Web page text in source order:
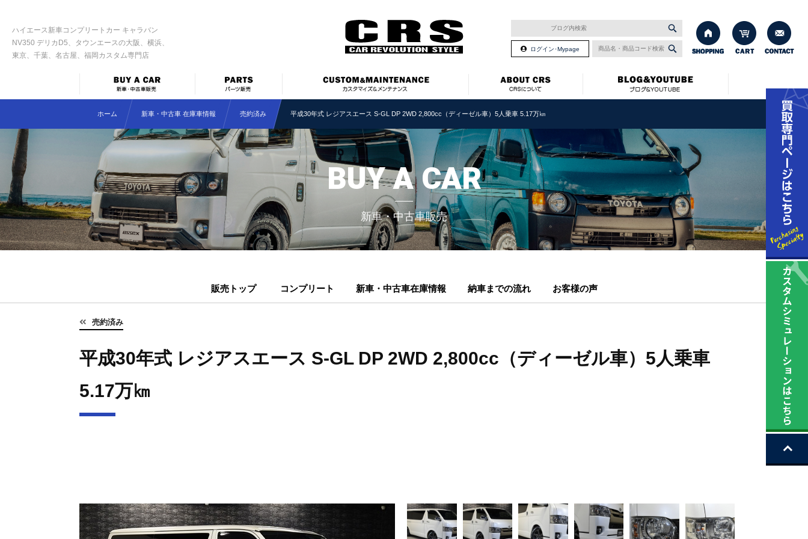
ハイエース新車コンプリートカー キャラバン
NV350 デリカD5、タウンエースの大阪、横浜、
東京、千葉、名古屋、福岡カスタム専門店
ログイン･Mypage
ホーム 新車・中古車 在庫車情報 売約済み 平成30年式 レジアスエース S-GL DP 2WD 2,800cc（ディーゼル車）5人乗車 5.17万㎞
BUY A CAR
新車・中古車販売
販売トップ コンプリート 新車・中古車在庫情報 納車までの流れ お客様の声
売約済み
平成30年式 レジアスエース S-GL DP 2WD 2,800cc（ディーゼル車）5人乗車
5.17万㎞